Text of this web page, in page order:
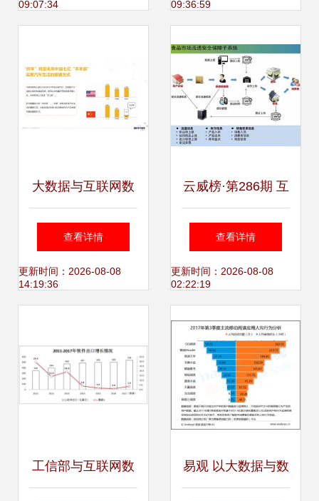
09:07:34 09:36:59
大数据与互联网数
据中心 199it的数据
服务生态解析
查看详情
更新时间：2026-08-08
14:19:36
云威榜·第286期 互
联网数据服务赋能
智慧食药监管——
革命
查看详情
更新时间：2026-08-08
02:22:19
工信部与互联网数 易观 以大数据与数